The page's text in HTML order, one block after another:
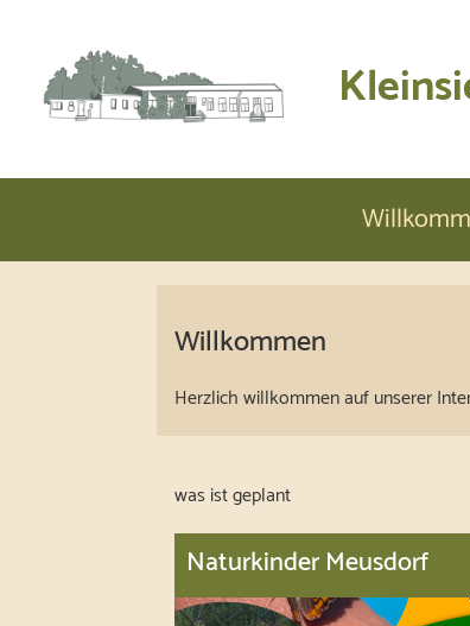
Willkommen
Herzlich willkommen auf unserer
was ist geplant
Naturkinder Meusdorf